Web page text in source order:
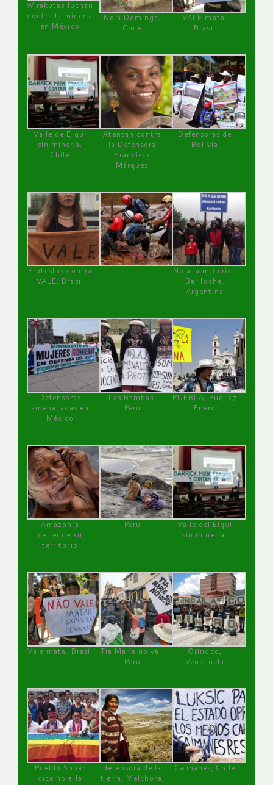
Wirakutas luchan
contra la minería
en México
No a Dominga,
Chile
VALE mata,
Brasil
Valle de Elqui
sin minería.
Chile
Atentan contra
la Defensora
Francisca
Márquez
Defensoras de
Bolivia
Protestas contra
VALE, Brasil
No a la minería ,
Bariloche,
Argentina
Defensoras
amenazadas en
México
Las Bambas,
Perú
PUEBLA, Pue, 27
Enero
Amazonía
defiende su
territorio
Perú
Valle del Elqui
sin minería.
Vale mata, Brasil
Tía María no va !
Perú
Orinoco,
Venezuela
Pueblo Shuar
dice no a la
defensora de la
tierra, Melchora,
Caimanes, Chile